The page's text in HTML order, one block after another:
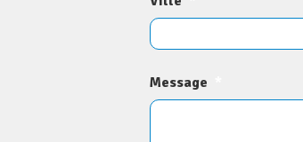
Message